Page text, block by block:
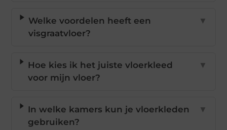
Welke voordelen heeft een
visgraatvloer?
▼
Hoe kies ik het juiste vloerkleed
voor mijn vloer?
▼
In welke kamers kun je vloerkleden
gebruiken?
▼